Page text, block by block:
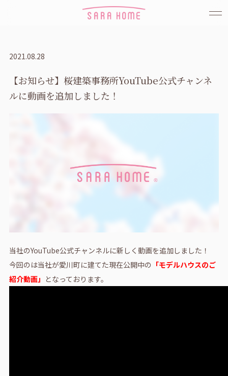
2021.08.28
【お知らせ】桜建築事務所YouTube公式チャンネ
ルに動画を追加しました！
当社のYouTube公式チャンネルに新しく動画を追加しました！
今回のは当社が愛川町に建てた現在公開中の 「モデルハウスのご
紹介動画」 となっております。